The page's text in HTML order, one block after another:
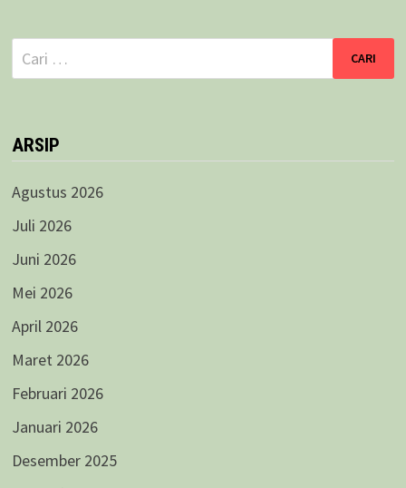
Cari
untuk:
ARSIP
Agustus 2026
Juli 2026
Juni 2026
Mei 2026
April 2026
Maret 2026
Februari 2026
Januari 2026
Desember 2025